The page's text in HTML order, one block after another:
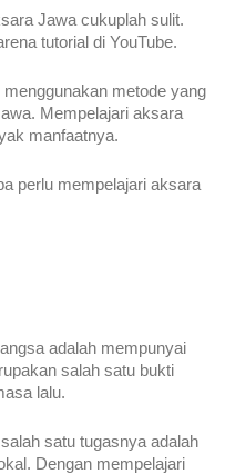
Jawa cukuplah sulit.
tutorial di YouTube.
metode yang
Mempelajari aksara
manfaatnya.
perlu mempelajari aksara
adalah mempunyai
salah satu bukti
lalu.
satu tugasnya adalah
Dengan mempelajari